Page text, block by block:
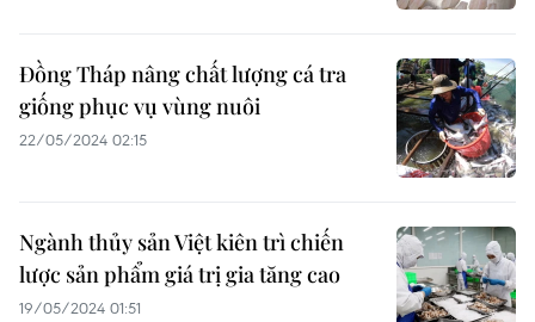
Đồng Tháp nâng chất lượng cá tra
giống phục vụ vùng nuôi
22/05/2024 02:15
Ngành thủy sản Việt kiên trì chiến
lược sản phẩm giá trị gia tăng cao
19/05/2024 01:51